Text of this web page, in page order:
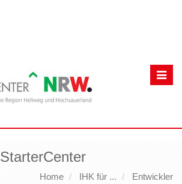
StarterCenter
Home IHK für ... Entwickler